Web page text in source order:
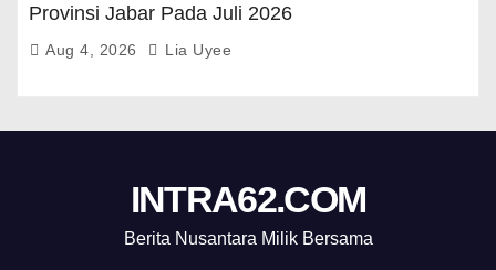
Provinsi Jabar Pada Juli 2026
Aug 4, 2026 Lia Uyee
INTRA62.COM
Berita Nusantara Milik Bersama